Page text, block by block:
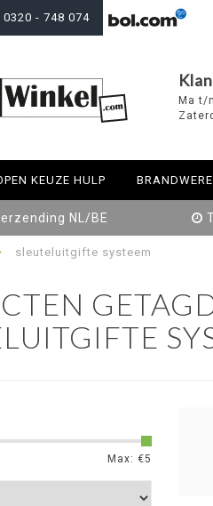
0320 - 748 074
Ma t/
KEUZE HULP
NL/BE
sleuteluitgifte systeem
Max: €5